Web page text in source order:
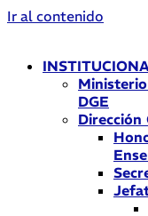
Ir al contenido
DGE
Dirección